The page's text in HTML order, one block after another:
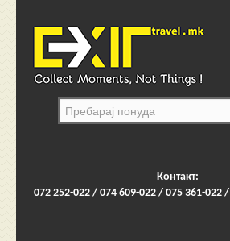
Контакт:
072 252-022 / 074 609-022 / 075 361-022 /